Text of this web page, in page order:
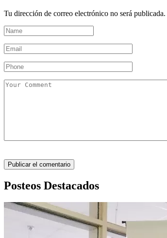
Tu dirección de correo electrónico no será publicada.
Posteos Destacados